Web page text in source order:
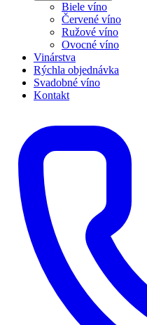
Biele víno
Červené víno
Ružové víno
Ovocné víno
Vinárstva
Rýchla objednávka
Svadobné víno
Kontakt